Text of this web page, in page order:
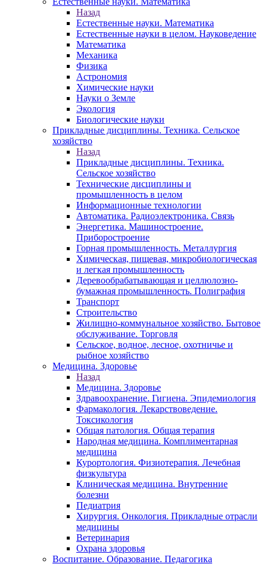
Назад
Естественные науки. Математика
Естественные науки в целом. Науковедение
Математика
Механика
Физика
Астрономия
Химические науки
Науки о Земле
Экология
Биологические науки
Прикладные дисциплины. Техника. Сельское
хозяйство
Назад
Прикладные дисциплины. Техника.
Сельское хозяйство
Технические дисциплины и
промышленность в целом
Информационные технологии
Автоматика. Радиоэлектроника. Связь
Энергетика. Машиностроение.
Приборостроение
Горная промышленность. Металлургия
Химическая, пищевая, микробиологическая
и легкая промышленность
Деревообрабатывающая и целлюлозно-
бумажная промышленность. Полиграфия
Транспорт
Строительство
Жилищно-коммунальное хозяйство. Бытовое
обслуживание. Торговля
Сельское, водное, лесное, охотничье и
рыбное хозяйство
Медицина. Здоровье
Назад
Медицина. Здоровье
Здравоохранение. Гигиена. Эпидемиология
Фармакология. Лекарствоведение.
Токсикология
Общая патология. Общая терапия
Народная медицина. Комплиментарная
медицина
Курортология. Физиотерапия. Лечебная
физкультура
Клиническая медицина. Внутренние
болезни
Педиатрия
Хирургия. Онкология. Прикладные отрасли
медицины
Ветеринария
Охрана здоровья
Воспитание. Образование. Педагогика